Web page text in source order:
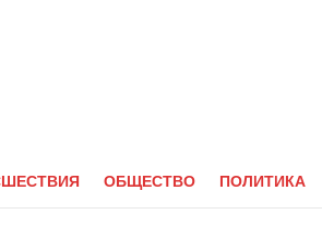
ОБЩЕСТВО ПОЛИТИКА